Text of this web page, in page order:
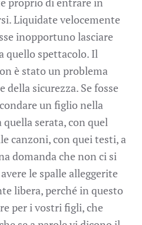
Liquidate velocemente
inopportuno lasciare
quello spettacolo. Il
è stato un problema
della sicurezza. Se fosse
un figlio nella
serata, con quel
canzoni, con quei testi, a
domanda che non ci si
le spalle alleggerite
libera, perché in questo
per i vostri figli, che